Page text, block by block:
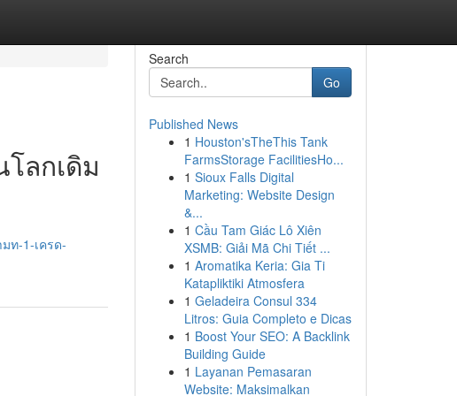
ลกเดิม
ท-1-เครด-
Search
Go
Published News
1 Houston'sTheThis Tank
FarmsStorage FacilitiesHo...
1 Sioux Falls Digital
Marketing: Website Design
&...
1 Cầu Tam Giác Lô Xiên
XSMB: Giải Mã Chi Tiết ...
1 Aromatika Keria: Gia Ti
Katapliktiki Atmosfera
1 Geladeira Consul 334
Litros: Guia Completo e Dicas
1 Boost Your SEO: A Backlink
Building Guide
1 Layanan Pemasaran
Website: Maksimalkan